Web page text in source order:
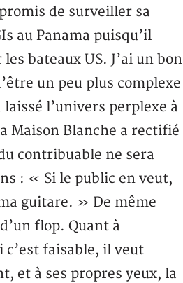
de surveiller sa
au Panama puisqu’il
bateaux US. J’ai un bon
un peu plus complexe
l’univers perplexe à
Maison Blanche a rectifié
contribuable ne sera
: « Si le public en veut,
guitare. » De même
flop. Quant à
c’est faisable, il veut
et à ses propres yeux, la